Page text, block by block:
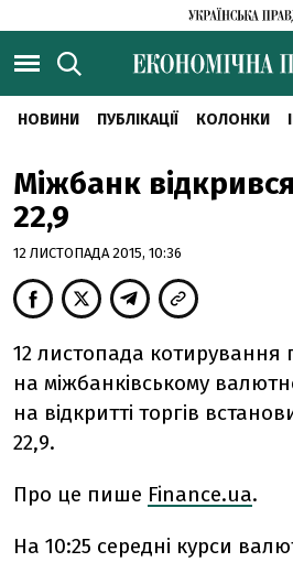
НОВИНИ ПУБЛІКАЦІЇ КОЛОНКИ
Міжбанк
22,9
12 ЛИСТОПАДА 2015, 10:36
12 листопада котирування
на міжбанківському
на відкритті торгів
22,9.
Про це пише Finanсe.ua.
На 10:25 середні курси